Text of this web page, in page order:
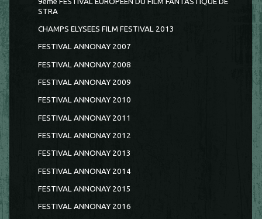
STRA
CHAMPS ELYSEES FILM FESTIVAL 2013
FESTIVAL ANNONAY 2007
FESTIVAL ANNONAY 2008
FESTIVAL ANNONAY 2009
FESTIVAL ANNONAY 2010
FESTIVAL ANNONAY 2011
FESTIVAL ANNONAY 2012
FESTIVAL ANNONAY 2013
FESTIVAL ANNONAY 2014
FESTIVAL ANNONAY 2015
FESTIVAL ANNONAY 2016